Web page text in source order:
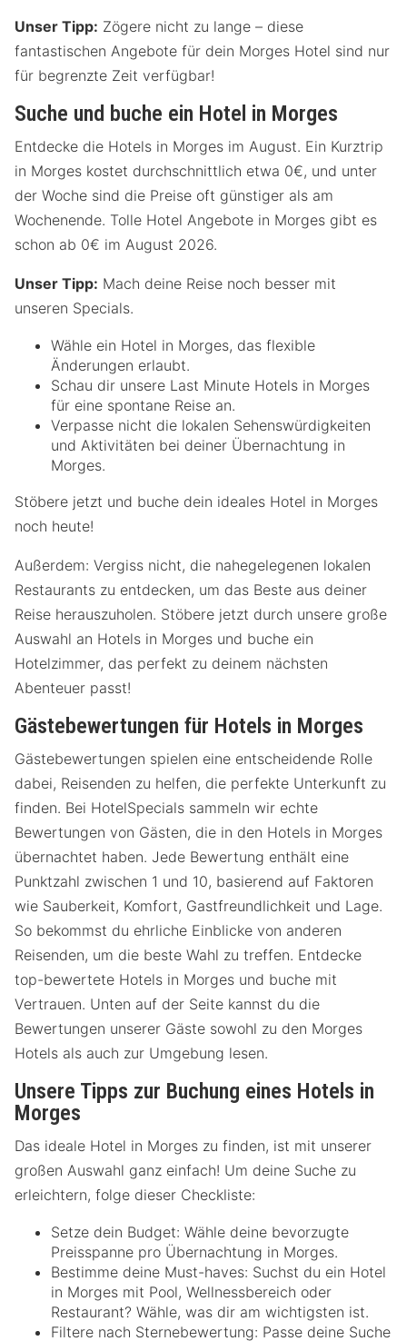
Unser Tipp: Zögere nicht zu lange – diese
fantastischen Angebote für dein Morges Hotel sind nur
für begrenzte Zeit verfügbar!
Suche und buche ein Hotel in Morges
Entdecke die Hotels in Morges im August. Ein Kurztrip
in Morges kostet durchschnittlich etwa 0€, und unter
der Woche sind die Preise oft günstiger als am
Wochenende. Tolle Hotel Angebote in Morges gibt es
schon ab 0€ im August 2026.
Unser Tipp: Mach deine Reise noch besser mit
unseren Specials.
Wähle ein Hotel in Morges, das flexible
Änderungen erlaubt.
Schau dir unsere Last Minute Hotels in Morges
für eine spontane Reise an.
Verpasse nicht die lokalen Sehenswürdigkeiten
und Aktivitäten bei deiner Übernachtung in
Morges.
Stöbere jetzt und buche dein ideales Hotel in Morges
noch heute!
Außerdem: Vergiss nicht, die nahegelegenen lokalen
Restaurants zu entdecken, um das Beste aus deiner
Reise herauszuholen. Stöbere jetzt durch unsere große
Auswahl an Hotels in Morges und buche ein
Hotelzimmer, das perfekt zu deinem nächsten
Abenteuer passt!
Gästebewertungen für Hotels in Morges
Gästebewertungen spielen eine entscheidende Rolle
dabei, Reisenden zu helfen, die perfekte Unterkunft zu
finden. Bei HotelSpecials sammeln wir echte
Bewertungen von Gästen, die in den Hotels in Morges
übernachtet haben. Jede Bewertung enthält eine
Punktzahl zwischen 1 und 10, basierend auf Faktoren
wie Sauberkeit, Komfort, Gastfreundlichkeit und Lage.
So bekommst du ehrliche Einblicke von anderen
Reisenden, um die beste Wahl zu treffen. Entdecke
top-bewertete Hotels in Morges und buche mit
Vertrauen. Unten auf der Seite kannst du die
Bewertungen unserer Gäste sowohl zu den Morges
Hotels als auch zur Umgebung lesen.
Unsere Tipps zur Buchung eines Hotels in
Morges
Das ideale Hotel in Morges zu finden, ist mit unserer
großen Auswahl ganz einfach! Um deine Suche zu
erleichtern, folge dieser Checkliste:
Setze dein Budget: Wähle deine bevorzugte
Preisspanne pro Übernachtung in Morges.
Bestimme deine Must-haves: Suchst du ein Hotel
in Morges mit Pool, Wellnessbereich oder
Restaurant? Wähle, was dir am wichtigsten ist.
Filtere nach Sternebewertung: Passe deine Suche